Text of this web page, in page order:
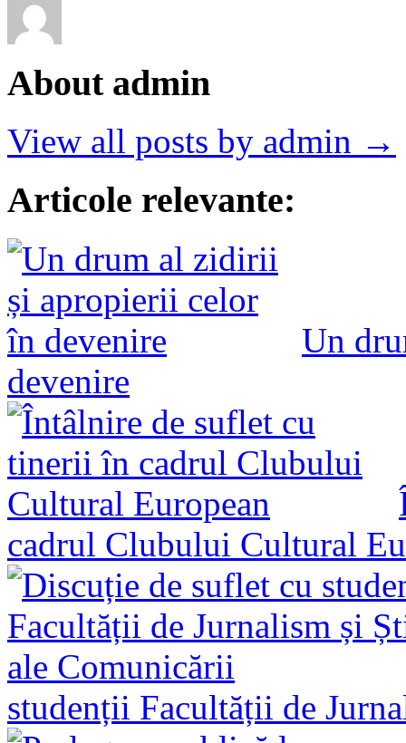
About admin
View all posts by admin →
Articole relevante:
Un
devenire
cadrul Clubului Cultural
studenții Facultății de